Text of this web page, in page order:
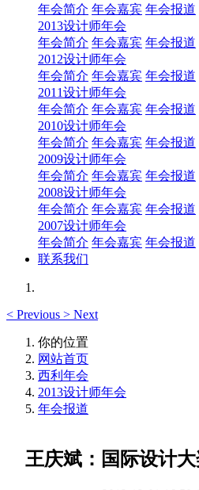
年会简介 年会嘉宾 年会报道
2013设计师年会
年会简介 年会嘉宾 年会报道
2012设计师年会
年会简介 年会嘉宾 年会报道
2011设计师年会
年会简介 年会嘉宾 年会报道
2010设计师年会
年会简介 年会嘉宾 年会报道
2009设计师年会
年会简介 年会嘉宾 年会报道
2008设计师年会
年会简介 年会嘉宾 年会报道
2007设计师年会
年会简介 年会嘉宾 年会报道
联系我们
< Previous > Next
你的位置
网站首页
西利年会
2013设计师年会
年会报道
王庆斌：国际设计